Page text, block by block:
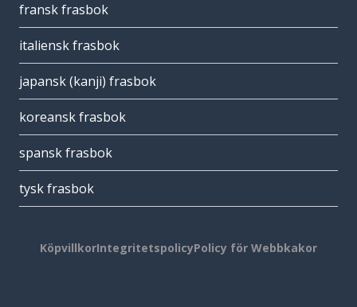
fransk frasbok
italiensk frasbok
japansk (kanji) frasbok
koreansk frasbok
spansk frasbok
tysk frasbok
KöpvillkorIntegritetspolicyPolicy för Webbkakor